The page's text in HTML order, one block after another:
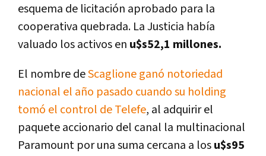
esquema de licitación aprobado para la
cooperativa quebrada. La Justicia había
valuado los activos en u$s52,1 millones.
El nombre deScaglione ganó notoriedad
nacional el año pasado cuando su holding
tomó el control de Telefe, al adquirir el
paquete accionario del canal la multinacional
Paramount por una suma cercana a losu$s95